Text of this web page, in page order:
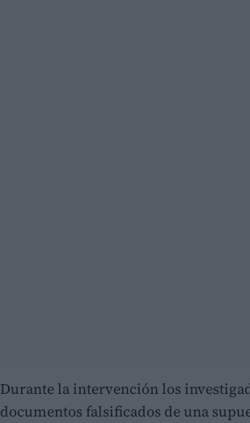
Durante la intervención los
documentos falsificados de una